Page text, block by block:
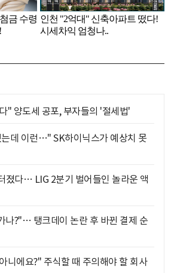
" 양도세 공포, 부자들의 '절세법'
데 이런…" SK하이닉스가 예상치 못
졌다… LIG 2분기 벌어들인 놀라운 액
나?"… 탱크데이 논란 후 바뀐 결제 순
니에요?" 주식할 때 주의해야 할 회사